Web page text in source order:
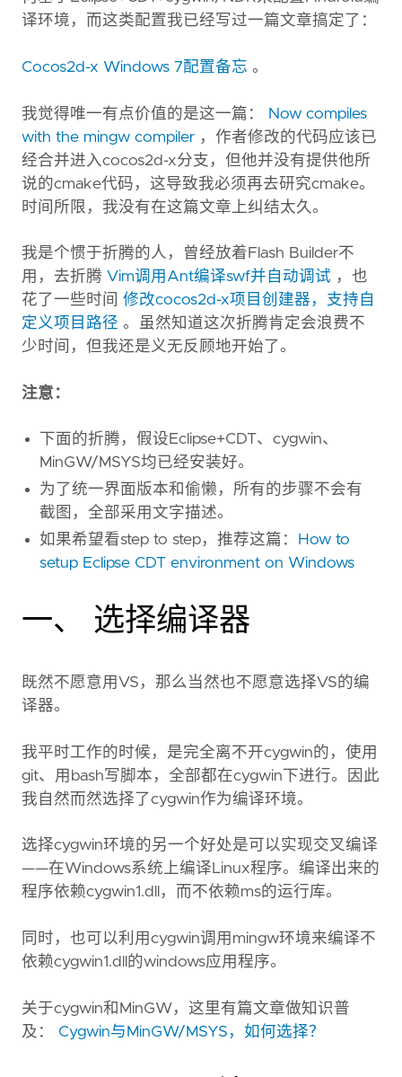
译环境，而这类配置我已经写过一篇文章搞定了：
Cocos2d-x Windows 7配置备忘 。
我觉得唯一有点价值的是这一篇：
Now compiles
with the mingw compiler ，作者修改的代码应该已
经合并进入cocos2d-x分支，但他并没有提供他所
说的cmake代码，这导致我必须再去研究cmake。
时间所限，我没有在这篇文章上纠结太久。
我是个惯于折腾的人，曾经放着Flash Builder不
用，去折腾 Vim调用Ant编译swf并自动调试 ，也
花了一些时间 修改cocos2d-x项目创建器，支持自
定义项目路径 。虽然知道这次折腾肯定会浪费不
少时间，但我还是义无反顾地开始了。
注意：
下面的折腾，假设Eclipse+CDT、cygwin、
MinGW/MSYS均已经安装好。
为了统一界面版本和偷懒，所有的步骤不会有
截图，全部采用文字描述。
如果希望看step to step，推荐这篇：
How to
setup Eclipse CDT environment on Windows
一、 选择编译器
既然不愿意用VS，那么当然也不愿意选择VS的编
译器。
我平时工作的时候，是完全离不开cygwin的，使用
git、用bash写脚本，全部都在cygwin下进行。因此
我自然而然选择了cygwin作为编译环境。
选择cygwin环境的另一个好处是可以实现交叉编译
——在Windows系统上编译Linux程序。编译出来的
程序依赖cygwin1.dll，而不依赖ms的运行库。
同时，也可以利用cygwin调用mingw环境来编译不
依赖cygwin1.dll的windows应用程序。
关于cygwin和MinGW，这里有篇文章做知识普
及： Cygwin与MinGW/MSYS，如何选择？